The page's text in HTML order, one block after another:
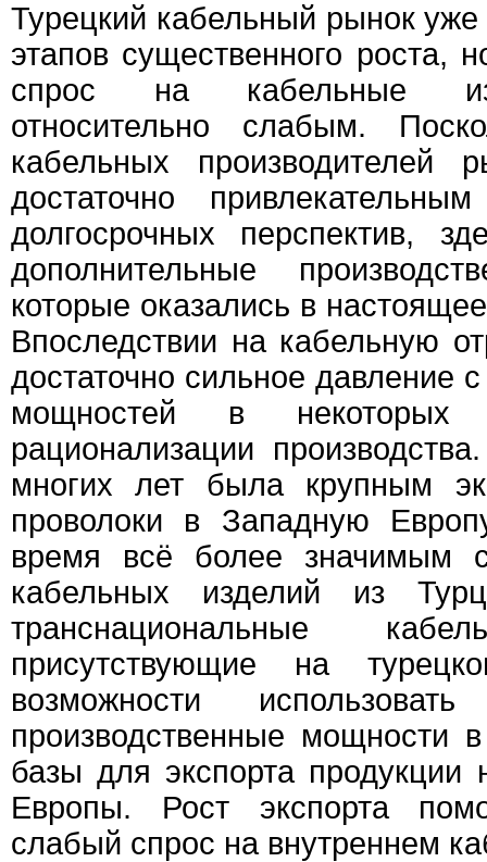
Турецкий кабельный рынок
этапов существенного роста,
спрос на кабельные
относительно слабым.
кабельных производителей
достаточно
долгосрочных перспектив,
дополнительные
которые оказались в
Впоследствии на кабельную
достаточно сильное давление
мощностей в некоторых
рационализации
многих лет была крупным
проволоки в Западную
время всё более значимым
кабельных изделий из
транснациональные
присутствующие на
возможности
производственные мощности
базы для экспорта продукции
Европы. Рост экспорта
слабый спрос на внутреннем